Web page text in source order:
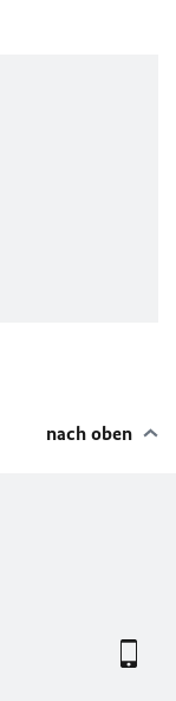
nach oben